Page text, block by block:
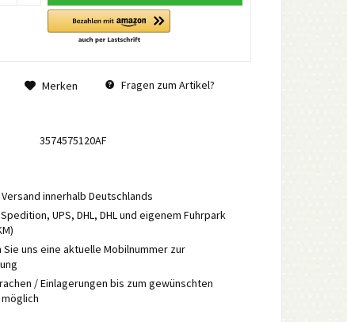
Merken
Fragen zum Artikel?
3574575120AF
innerhalb Deutschlands
UPS, DHL, DHL und eigenem Fuhrpark
uns eine aktuelle Mobilnummer zur
/ Einlagerungen bis zum gewünschten